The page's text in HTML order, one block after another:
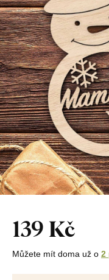
139 Kč
Můžete mít doma už o 2